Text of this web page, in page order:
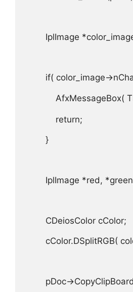
IplImage *color_image
if( color_image-
AfxMessageBox(
return;
}
IplImage *red,
CDeiosColor cColor;
cColor.DSplitRGB(
pDoc-